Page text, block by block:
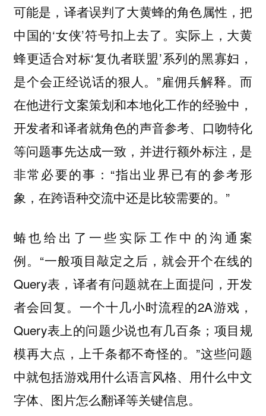
可能是，译者误判了大黄蜂的角色属性，把
中国的‘女侠’符号扣上去了。实际上，大黄
蜂更适合对标‘复仇者联盟’系列的黑寡妇，
是个会正经说话的狠人。”雇佣兵解释。而
在他进行文案策划和本地化工作的经验中，
开发者和译者就角色的声音参考、口吻特化
等问题事先达成一致，并进行额外标注，是
非常必要的事：“指出业界已有的参考形
象，在跨语种交流中还是比较需要的。”
蝽也给出了一些实际工作中的沟通案
例。“一般项目敲定之后，就会开个在线的
Query表，译者有问题就在上面提问，开发
者会回复。一个十几小时流程的2A游戏，
Query表上的问题少说也有几百条；项目规
模再大点，上千条都不奇怪的。”这些问题
中就包括游戏用什么语言风格、用什么中文
字体、图片怎么翻译等关键信息。